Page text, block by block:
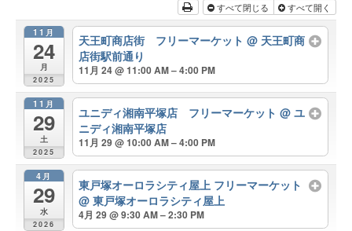
すべて閉じる すべて開く
11月
24
月
2025
天王町商店街 フリーマーケット@ 天王町商
店街駅前通り
11月 24 @ 11:00 AM – 4:00 PM
11月
29
土
2025
ユニディ湘南平塚店 フリーマーケット@ ユ
ニディ湘南平塚店
11月 29 @ 10:00 AM – 4:00 PM
4月
29
水
2026
東戸塚オーロラシティ屋上 フリーマーケット
@ 東戸塚オーロラシティ屋上
4月 29 @ 9:30 AM – 2:30 PM